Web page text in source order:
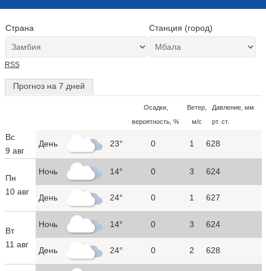
Страна Станция (город)
RSS
Прогноз на 7 дней
Осадки,
вероятность, %
Ветер,
м/с
Давление, мм
рт. ст.
Вс
9 авг
День 23° 0 1 628
Пн
10 авг
Ночь 14° 0 3 624
День 24° 0 1 627
Вт
11 авг
Ночь 14° 0 3 624
День 24° 0 2 628